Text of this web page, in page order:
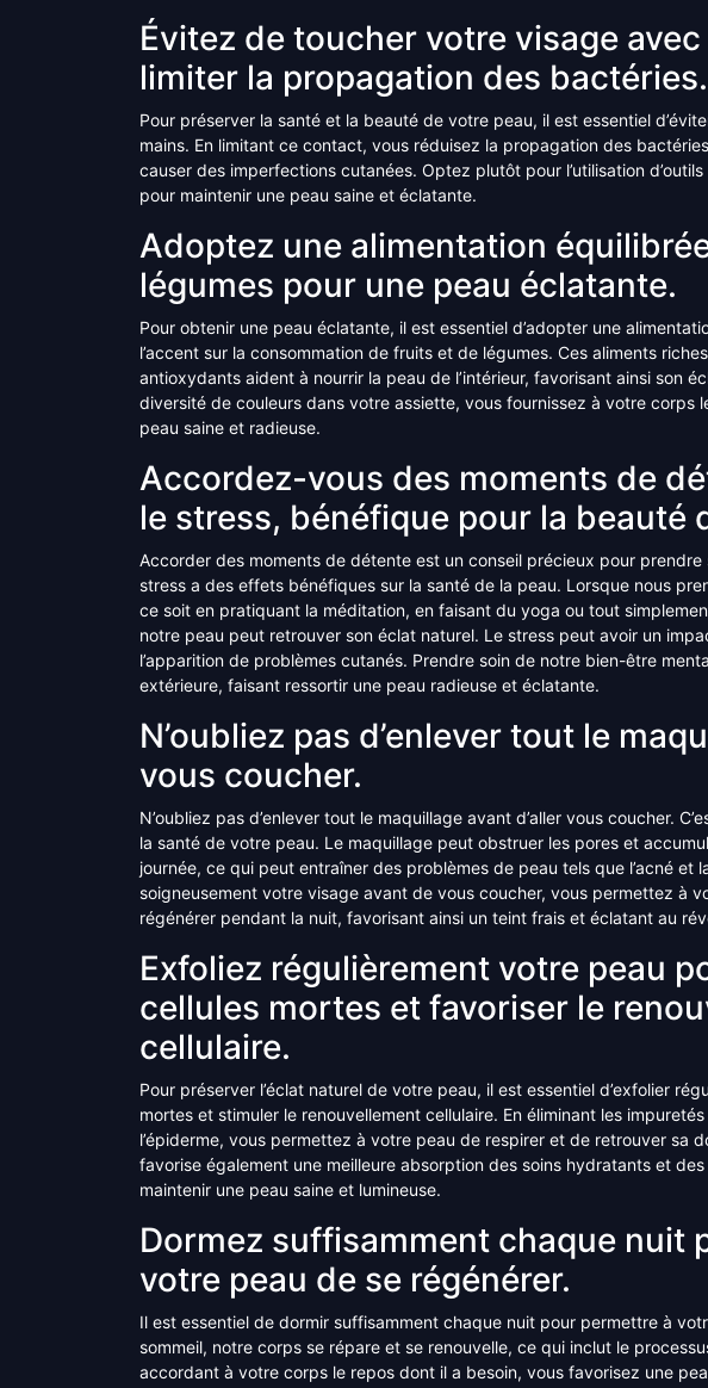
Évitez de toucher votre visage
limiter la propagation des bactéries.
Pour préserver la santé et la beauté de votre peau, il est essentiel
mains. En limitant ce contact, vous réduisez la propagation des
causer des imperfections cutanées. Optez plutôt pour l’utilisation
pour maintenir une peau saine et éclatante.
Adoptez une alimentation
légumes pour une peau éclatante.
Pour obtenir une peau éclatante, il est essentiel d’adopter une
l’accent sur la consommation de fruits et de légumes. Ces aliments
antioxydants aident à nourrir la peau de l’intérieur, favorisant ainsi son
diversité de couleurs dans votre assiette, vous fournissez à votre corps
peau saine et radieuse.
Accordez-vous des moments de
le stress, bénéfique pour la beauté
Accorder des moments de détente est un conseil précieux pour
stress a des effets bénéfiques sur la santé de la peau. Lorsque nous
ce soit en pratiquant la méditation, en faisant du yoga ou tout
notre peau peut retrouver son éclat naturel. Le stress peut avoir un
l’apparition de problèmes cutanés. Prendre soin de notre bien-être
extérieure, faisant ressortir une peau radieuse et éclatante.
N’oubliez pas d’enlever tout le
vous coucher.
N’oubliez pas d’enlever tout le maquillage avant d’aller vous coucher.
la santé de votre peau. Le maquillage peut obstruer les pores et
journée, ce qui peut entraîner des problèmes de peau tels que l’acné et
soigneusement votre visage avant de vous coucher, vous permettez à
régénérer pendant la nuit, favorisant ainsi un teint frais et éclatant au
Exfoliez régulièrement votre peau
cellules mortes et favoriser le
cellulaire.
Pour préserver l’éclat naturel de votre peau, il est essentiel d’exfolier
mortes et stimuler le renouvellement cellulaire. En éliminant les
l’épiderme, vous permettez à votre peau de respirer et de retrouver sa
favorise également une meilleure absorption des soins hydratants et
maintenir une peau saine et lumineuse.
Dormez suffisamment chaque nuit
votre peau de se régénérer.
Il est essentiel de dormir suffisamment chaque nuit pour permettre à
sommeil, notre corps se répare et se renouvelle, ce qui inclut le
accordant à votre corps le repos dont il a besoin, vous favorisez une